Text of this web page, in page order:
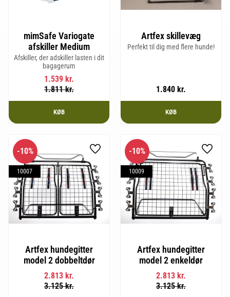
mimSafe Variogate
afskiller Medium
Afskiller, der adskiller lasten i dit
bagagerum
1.539 kr.
1.811kr.
KØB
Artfex skillevæg
Perfekt til dig med flere hunde!
1.840 kr.
KØB
Artfex hundegitter
model 2 dobbeltdør
2.813 kr.
3.125kr.
10%
10007
Gem som favorit
Artfex hundegitter
model 2 enkeldør
2.813 kr.
3.125kr.
10%
10009
Gem